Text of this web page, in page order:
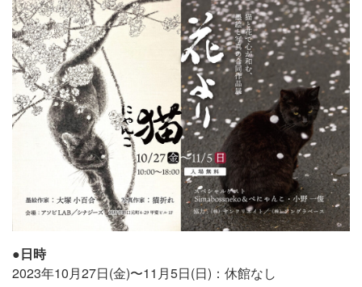
●日時
2023年10月27日(金)〜11月5日(日)：休館なし